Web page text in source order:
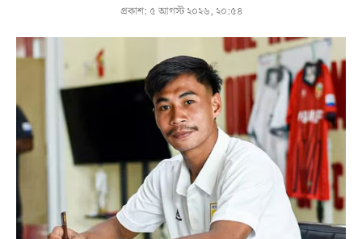
প্রকাশ: ৫ আগস্ট ২০২৬, ২০:৫৪